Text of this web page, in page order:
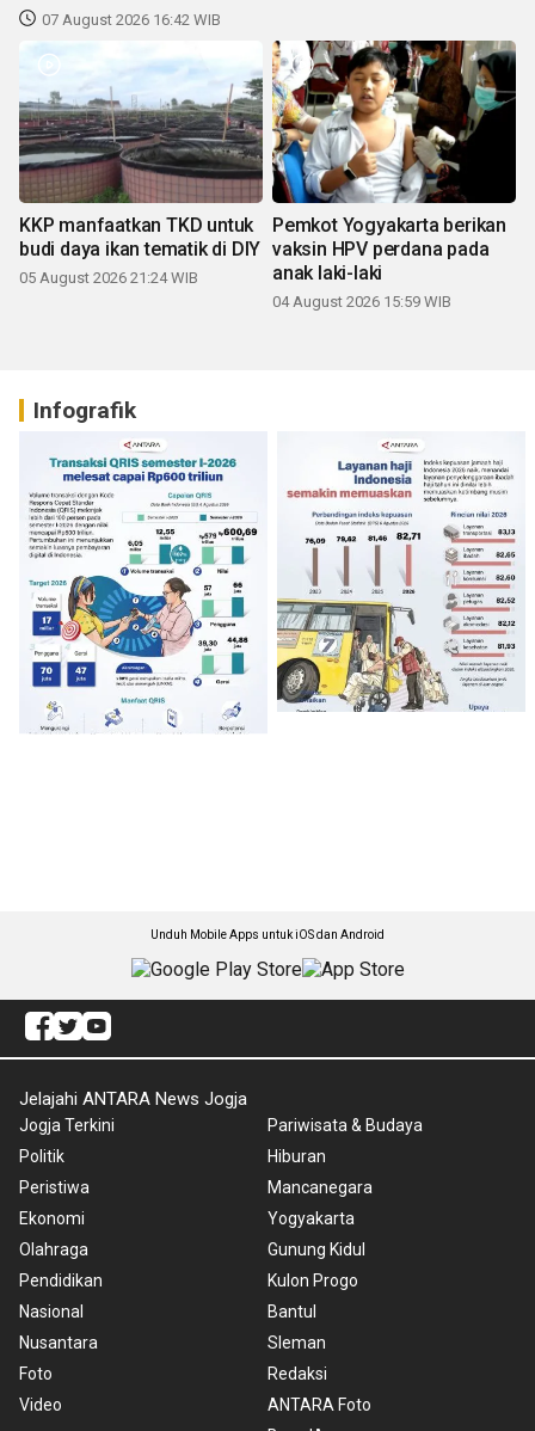
07 August 2026 16:42 WIB
KKP manfaatkan TKD untuk
budi daya ikan tematik di DIY
05 August 2026 21:24 WIB
Pemkot Yogyakarta berikan
vaksin HPV perdana pada
anak laki-laki
04 August 2026 15:59 WIB
Infografik
Unduh Mobile Apps untuk iOS dan Android
Jelajahi ANTARA News Jogja
Jogja Terkini
Politik
Peristiwa
Ekonomi
Olahraga
Pendidikan
Nasional
Nusantara
Foto
Video
Pariwisata & Budaya
Hiburan
Mancanegara
Yogyakarta
Gunung Kidul
Kulon Progo
Bantul
Sleman
Redaksi
ANTARA Foto